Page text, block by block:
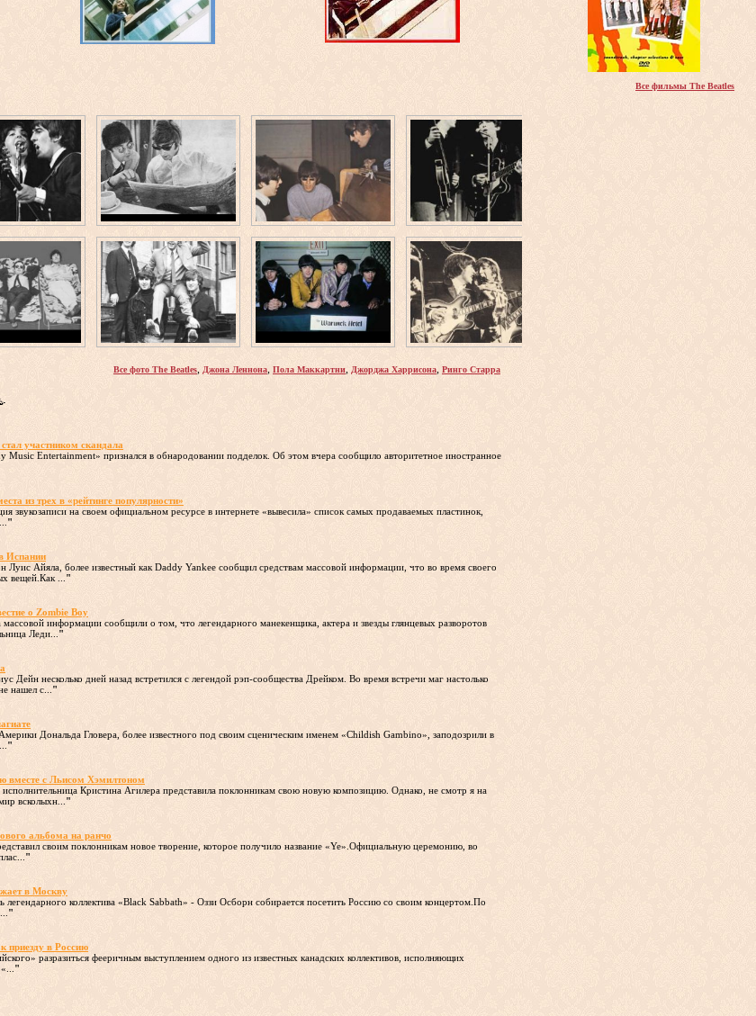
Все фото The Beatles, Джона Леннона, Пола Маккартни, Джорджа Харрисона, Ринго Старра
участником скандала
Music Entertainment» признался в обнародовании подделок. Об этом вчера сообщило авторитетное иностранное
из трех в «рейтинге популярности»
звукозаписи на своем официальном ресурсе в интернете «вывесила» список самых продаваемых пластинок,
"
Испании
Луис Айяла, более известный как Daddy Yankee сообщил средствам массовой информации, что во время своего
вещей.Как ... "
о Zombie Boy
информации сообщили о том, что легендарного манекенщика, актера и звезды глянцевых разворотов
Леди... "
Дейн несколько дней назад встретился с легендой рэп-сообщества Дрейком. Во время встречи маг настолько
нашел с... "
Дональда Гловера, более известного под своим сценическим именем «Childish Gambino», заподозрили в
"
вместе с Льисом Хэмилтоном
исполнительница Кристина Агилера представила поклонникам свою новую композицию. Однако, не смотр я на
всколыхн... "
альбома на ранчо
своим поклонникам новое творение, которое получило название «Ye».Официальную церемонию, во
"
в Москву
легендарного коллектива «Black Sabbath» - Оззи Осборн собирается посетить Россию со своим концертом.По
"
приезду в Россию
разразиться фееричным выступлением одного из известных канадских коллективов, исполняющих
"
Все фильмы The Beatles